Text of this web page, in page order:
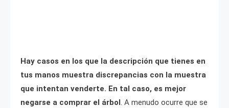
Hay casos en los que la descripción que tienes en
tus manos muestra discrepancias con la muestra
que intentan venderte. En tal caso, es mejor
negarse a comprar el árbol. A menudo ocurre que se